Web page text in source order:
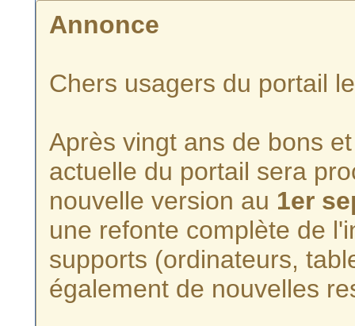
Annonce
Chers usagers du portail
Après vingt ans de bons
actuelle du portail sera
nouvelle version au 1er
une refonte complète de
supports (ordinateurs,
également de nouvelles